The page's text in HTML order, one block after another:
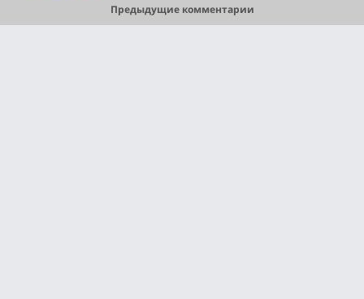
Предыдущие комментарии